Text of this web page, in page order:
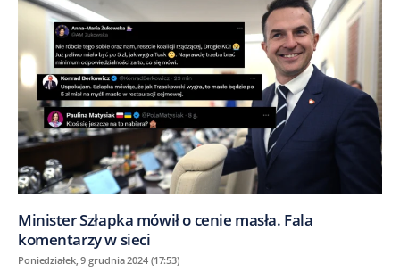
Minister Szłapka mówił o cenie masła. Fala
komentarzy w sieci
Poniedziałek, 9 grudnia 2024 (17:53)